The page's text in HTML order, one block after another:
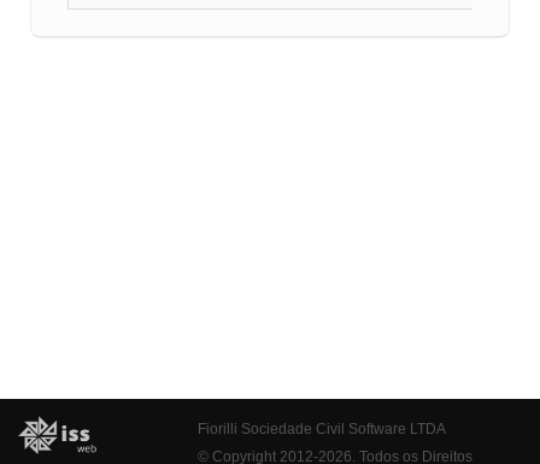
Fiorilli Sociedade Civil Software LTDA
© Copyright 2012-2026. Todos os Direitos